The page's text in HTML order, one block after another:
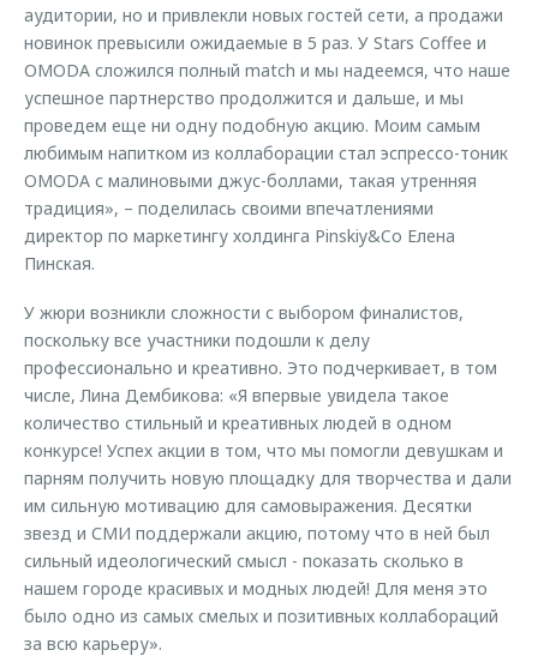
аудитории, но и привлекли новых гостей сети, а продажи
новинок превысили ожидаемые в 5 раз. У Stars Coffee и
OMODA сложился полный match и мы надеемся, что наше
успешное партнерство продолжится и дальше, и мы
проведем еще ни одну подобную акцию. Моим самым
любимым напитком из коллаборации стал эспрессо-тоник
OMODA с малиновыми джус-боллами, такая утренняя
традиция», – поделилась своими впечатлениями
директор по маркетингу холдинга Pinskiy&Co Елена
Пинская.
У жюри возникли сложности с выбором финалистов,
поскольку все участники подошли к делу
профессионально и креативно. Это подчеркивает, в том
числе, Лина Дембикова: «Я впервые увидела такое
количество стильный и креативных людей в одном
конкурсе! Успех акции в том, что мы помогли девушкам и
парням получить новую площадку для творчества и дали
им сильную мотивацию для самовыражения. Десятки
звезд и СМИ поддержали акцию, потому что в ней был
сильный идеологический смысл - показать сколько в
нашем городе красивых и модных людей! Для меня это
было одно из самых смелых и позитивных коллабораций
за всю карьеру».